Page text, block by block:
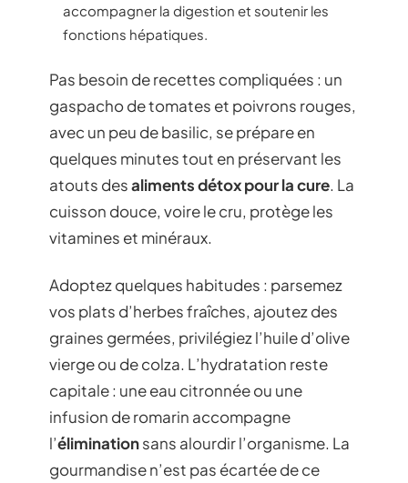
accompagner la digestion et soutenir les
fonctions hépatiques.
Pas besoin de recettes compliquées : un
gaspacho de tomates et poivrons rouges,
avec un peu de basilic, se prépare en
quelques minutes tout en préservant les
atouts desaliments détox pour la cure. La
cuisson douce, voire le cru, protège les
vitamines et minéraux.
Adoptez quelques habitudes : parsemez
vos plats d’herbes fraîches, ajoutez des
graines germées, privilégiez l’huile d’olive
vierge ou de colza. L’hydratation reste
capitale : une eau citronnée ou une
infusion de romarin accompagne
l’éliminationsans alourdir l’organisme. La
gourmandise n’est pas écartée de ce